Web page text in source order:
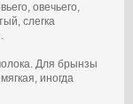
овечьего,
слегка
Для брынзы
иногда